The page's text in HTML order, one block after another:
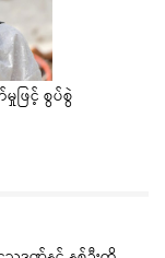
ဖြင့် စွပ်စွဲ